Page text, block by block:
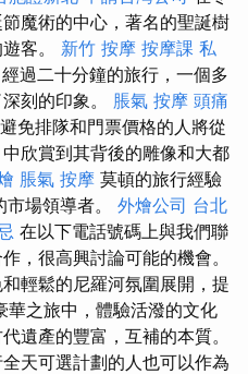
魔術的中心，著名的聖誕樹
客。 新竹 按摩 按摩課 私
經過二十分鐘的旅行，一個多
刻的印象。 脹氣 按摩 頭痛
免排隊和門票價格的人將從
欣賞到其背後的雕像和大都
脹氣 按摩 莫頓的旅行經驗
場領導者。 外燴公司 台北
在以下電話號碼上與我們聯
，很高興討論可能的機會。
輕鬆的尼羅河氛圍展開，提
之旅中，體驗活潑的文化
遺產的豐富，互補的本質。
天可選計劃的人也可以作為